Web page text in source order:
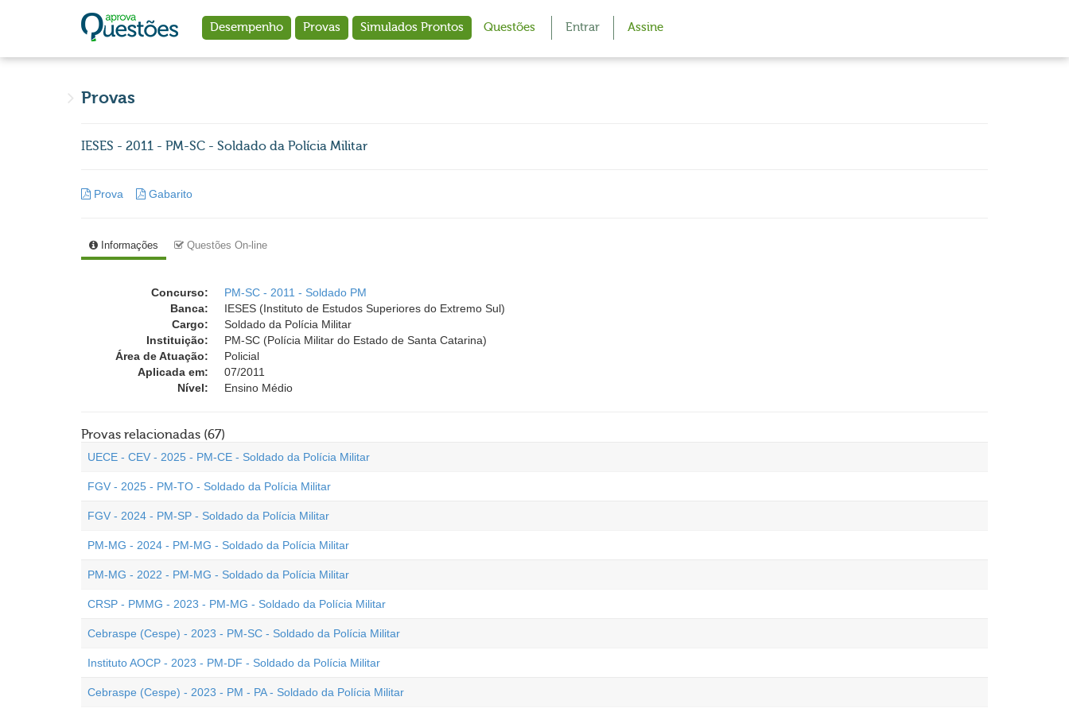
Desempenho Provas Simulados Prontos Questões Entrar Assine
Provas
IESES - 2011 - PM-SC - Soldado da Polícia Militar
Prova Gabarito
Informações Questões On-line
Concurso:
PM-SC - 2011 - Soldado PM
Banca:
IESES (Instituto de Estudos Superiores do Extremo Sul)
Cargo:
Soldado da Polícia Militar
Instituição:
PM-SC (Polícia Militar do Estado de Santa Catarina)
Área de Atuação:
Policial
Aplicada em:
07/2011
Nível:
Ensino Médio
Provas relacionadas (67)
UECE - CEV - 2025 - PM-CE - Soldado da Polícia Militar
FGV - 2025 - PM-TO - Soldado da Polícia Militar
FGV - 2024 - PM-SP - Soldado da Polícia Militar
PM-MG - 2024 - PM-MG - Soldado da Polícia Militar
PM-MG - 2022 - PM-MG - Soldado da Polícia Militar
CRSP - PMMG - 2023 - PM-MG - Soldado da Polícia Militar
Cebraspe (Cespe) - 2023 - PM-SC - Soldado da Polícia Militar
Instituto AOCP - 2023 - PM-DF - Soldado da Polícia Militar
Cebraspe (Cespe) - 2023 - PM - PA - Soldado da Polícia Militar